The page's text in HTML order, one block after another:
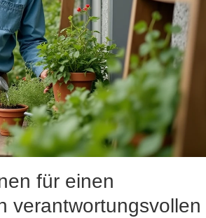
für einen
verantwortungsvollen